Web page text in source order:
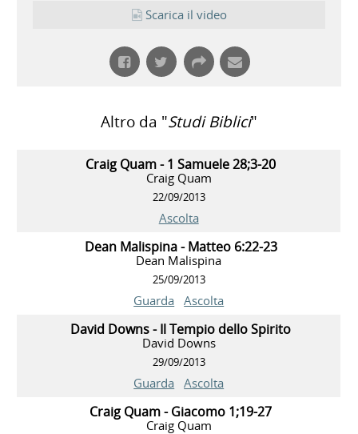
Scarica il video
Altro da "Studi Biblici"
Craig Quam - 1 Samuele 28;3-20
Craig Quam
22/09/2013
Ascolta
Dean Malispina - Matteo 6:22-23
Dean Malispina
25/09/2013
Guarda Ascolta
David Downs - Il Tempio dello Spirito
David Downs
29/09/2013
Guarda Ascolta
Craig Quam - Giacomo 1;19-27
Craig Quam